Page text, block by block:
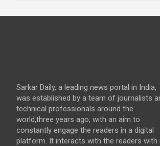
Sarkar Daily, a leading news portal in India,
was established by a team of journalists
technical professionals around the
world,three years ago, with an aim to
constantly engage the readers in a digital
platform. It interacts with the readers with